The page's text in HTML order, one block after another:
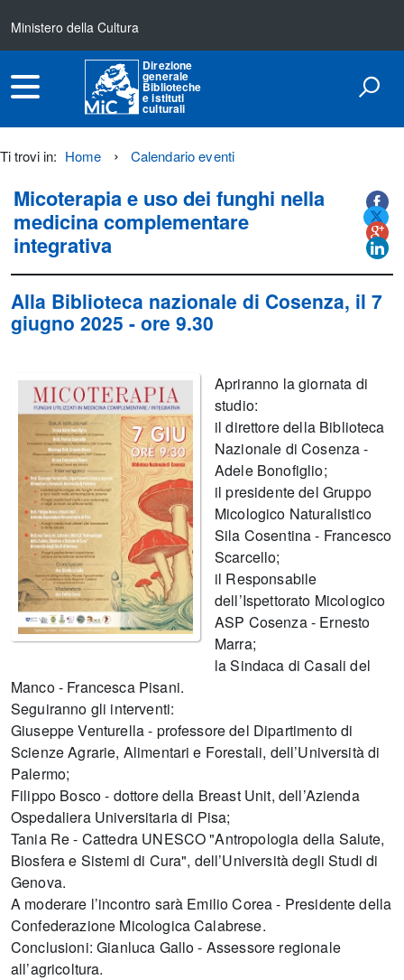
Ministero della Cultura
Direzione
generale
Biblioteche
e istituti
culturali
Ti trovi in: Home Calendario eventi
Titolo+CondividiSu
TitoloCondividiSu
Micoterapia e uso dei funghi nella
medicina complementare
integrativa
Alla Biblioteca nazionale di Cosenza, il 7
giugno 2025 - ore 9.30
Apriranno la giornata di
studio:
il direttore della Biblioteca
Nazionale di Cosenza -
Adele Bonofiglio;
il presidente del Gruppo
Micologico Naturalistico
Sila Cosentina - Francesco
Scarcello;
il Responsabile
dell’Ispettorato Micologico
ASP Cosenza - Ernesto
Marra;
la Sindaca di Casali del
Manco - Francesca Pisani.
Seguiranno gli interventi:
Giuseppe Venturella - professore del Dipartimento di
Scienze Agrarie, Alimentari e Forestali, dell’Università di
Palermo;
Filippo Bosco - dottore della Breast Unit, dell’Azienda
Ospedaliera Universitaria di Pisa;
Tania Re - Cattedra UNESCO "Antropologia della Salute,
Biosfera e Sistemi di Cura", dell’Università degli Studi di
Genova.
A moderare l’incontro sarà Emilio Corea - Presidente della
Confederazione Micologica Calabrese.
Conclusioni: Gianluca Gallo - Assessore regionale
all’agricoltura.